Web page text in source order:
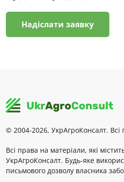
Надіслати заявку
© 2004-2026, УкрАгроКонсалт. Всі
Всі права на матеріали, які
УкрАгроКонсалт. Будь-яке
письмового дозволу власника